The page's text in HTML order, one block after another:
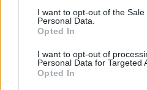
I want to opt-out of the Sale
Personal Data.
Opted In
I want to opt-out of
Personal Data for Targeted
Opted In
Αλέξης Τσίπρας: Στις 2
οικονομικού προγράμματος
ΟΦΗ: Η τρίτη φανέλα για τη
που κουβαλά την ιστορία μας»